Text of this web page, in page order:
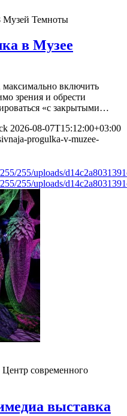
Музей Темноты
в Музее
включить
зрения и обрести
«с закрытыми…
2026-08-07T15:12:00+03:00
progulka-v-muzee-
255/uploads/
255/uploads/
Центр современного
выставка